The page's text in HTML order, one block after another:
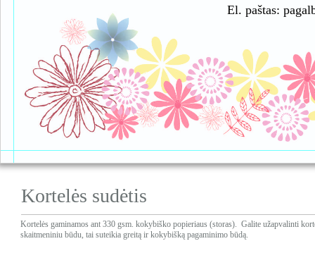
El. paštas:
Kortelės sudėtis
Kortelės gaminamos ant 330 gsm. kokybiško popieriaus (storas). Galite užapvalinti
skaitmeniniu būdu, tai suteikia greitą ir kokybišką pagaminimo būdą.